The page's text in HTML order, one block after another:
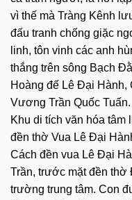
vì thế mà Tràng Kênh
đấu tranh chống giặc
linh, tôn vinh các anh
thắng trên sông Bạch
Hoàng đế Lê Đại
Vương Trần Quốc Tuấn.
Khu di tích văn hóa tâm
đền thờ Vua Lê Đại
Cách đền vua Lê Đại
Trần, trước mặt đền thờ
trường trung tâm. Con